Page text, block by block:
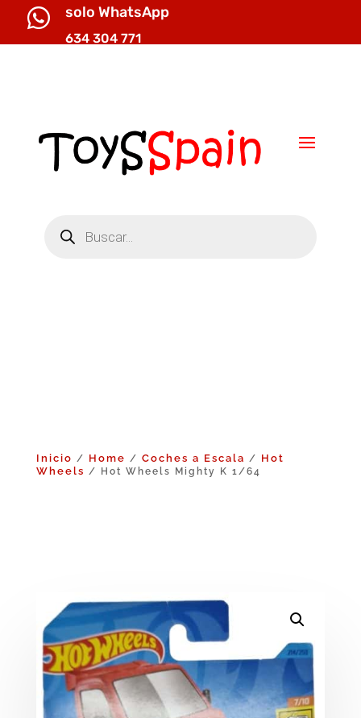
 solo WhatsApp
634 304 771
productos
Inicio / Home / Coches a Escala / Hot
Wheels / Hot Wheels Mighty K 1/64